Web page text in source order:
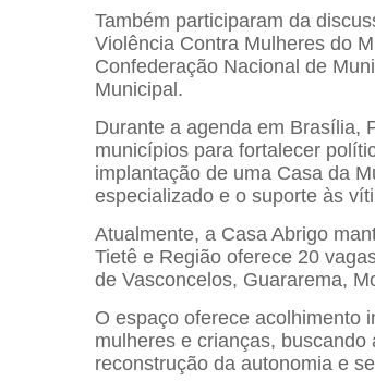
Também participaram da
Violência Contra Mulheres do
Confederação Nacional de
Municipal.
Durante a agenda em Brasília,
municípios para fortalecer
implantação de uma Casa da
especializado e o suporte às
Atualmente, a Casa Abrigo
Tietê e Região oferece 20
de Vasconcelos, Guararema,
O espaço oferece acolhimento
mulheres e crianças,
reconstrução da autonomia e